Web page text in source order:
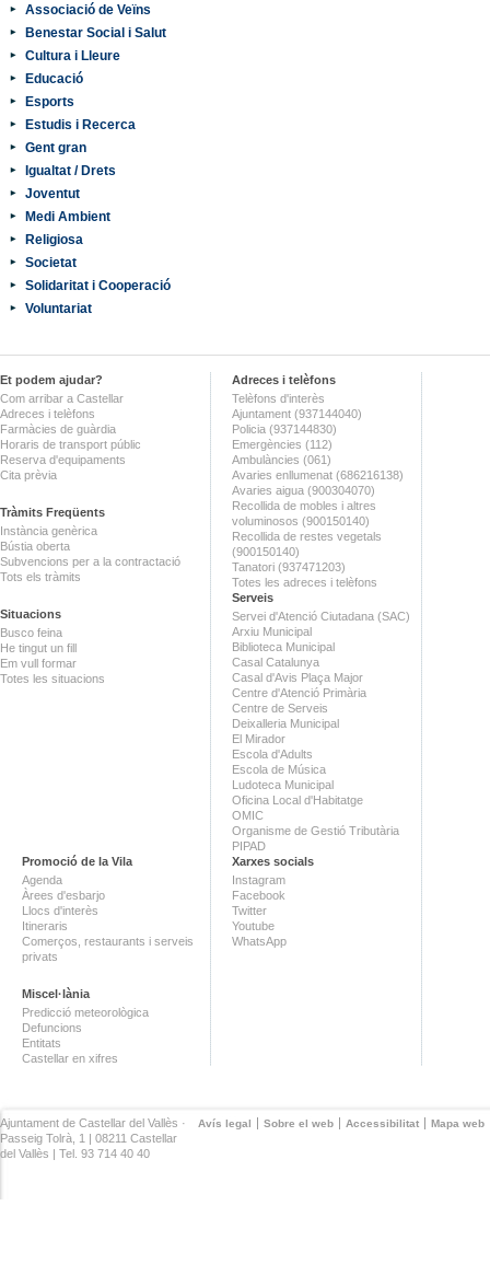
Associació de Veïns
Benestar Social i Salut
Cultura i Lleure
Educació
Esports
Estudis i Recerca
Gent gran
Igualtat / Drets
Joventut
Medi Ambient
Religiosa
Societat
Solidaritat i Cooperació
Voluntariat
Et podem ajudar?
Com arribar a Castellar
Adreces i telèfons
Farmàcies de guàrdia
Horaris de transport públic
Reserva d'equipaments
Cita prèvia
Tràmits Freqüents
Instància genèrica
Bústia oberta
Subvencions per a la contractació
Tots els tràmits
Situacions
Busco feina
He tingut un fill
Em vull formar
Totes les situacions
Adreces i telèfons
Telèfons d'interès
Ajuntament (937144040)
Policia (937144830)
Emergències (112)
Ambulàncies (061)
Avaries enllumenat (686216138)
Avaries aigua (900304070)
Recollida de mobles i altres
voluminosos (900150140)
Recollida de restes vegetals
(900150140)
Tanatori (937471203)
Totes les adreces i telèfons
Serveis
Servei d'Atenció Ciutadana (SAC)
Arxiu Municipal
Biblioteca Municipal
Casal Catalunya
Casal d'Avis Plaça Major
Centre d'Atenció Primària
Centre de Serveis
Deixalleria Municipal
El Mirador
Escola d'Adults
Escola de Música
Ludoteca Municipal
Oficina Local d'Habitatge
OMIC
Organisme de Gestió Tributària
PIPAD
Promoció de la Vila
Agenda
Àrees d'esbarjo
Llocs d'interès
Itineraris
Comerços, restaurants i serveis
privats
Miscel·lània
Predicció meteorològica
Defuncions
Entitats
Castellar en xifres
Xarxes socials
Instagram
Facebook
Twitter
Youtube
WhatsApp
Avís legal Sobre el web Accessibilitat Mapa web
Ajuntament de Castellar del Vallès ·
Passeig Tolrà, 1 | 08211 Castellar
del Vallès | Tel. 93 714 40 40